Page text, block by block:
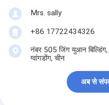
Mrs. sally
+86 17722434326
नंबर 505 जिंग युआन
ग्वांगडोंग, चीन
अब से